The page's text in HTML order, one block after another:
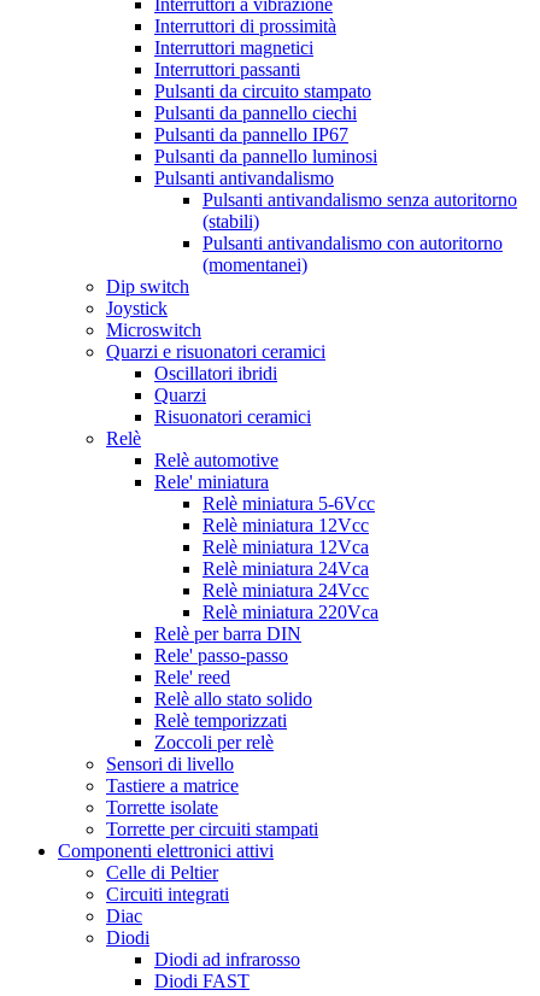
Interruttori a vibrazione
Interruttori di prossimità
Interruttori magnetici
Interruttori passanti
Pulsanti da circuito stampato
Pulsanti da pannello ciechi
Pulsanti da pannello IP67
Pulsanti da pannello luminosi
Pulsanti antivandalismo
Pulsanti antivandalismo senza autoritorno
(stabili)
Pulsanti antivandalismo con autoritorno
(momentanei)
Dip switch
Joystick
Microswitch
Quarzi e risuonatori ceramici
Oscillatori ibridi
Quarzi
Risuonatori ceramici
Relè
Relè automotive
Rele' miniatura
Relè miniatura 5-6Vcc
Relè miniatura 12Vcc
Relè miniatura 12Vca
Relè miniatura 24Vca
Relè miniatura 24Vcc
Relè miniatura 220Vca
Relè per barra DIN
Rele' passo-passo
Rele' reed
Relè allo stato solido
Relè temporizzati
Zoccoli per relè
Sensori di livello
Tastiere a matrice
Torrette isolate
Torrette per circuiti stampati
Componenti elettronici attivi
Celle di Peltier
Circuiti integrati
Diac
Diodi
Diodi ad infrarosso
Diodi FAST